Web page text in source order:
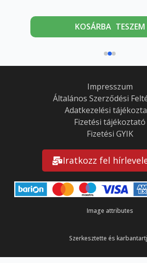
KOSÁRBA TESZEM
Ennek
a
variációja
változatok
termékoldalon
Impresszum
Általános Szerződési
Adatkezelési
Fizetési tájékoztató
Fizetési GYIK
Iratkozz fel
Image attributes
Szerkesztette és